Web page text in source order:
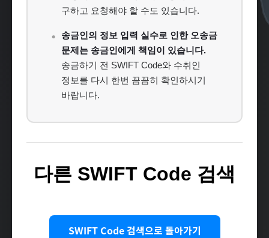
구하고 요청해야 할 수도 있습니다.
송금인의 정보 입력 실수로 인한 오송금
문제는 송금인에게 책임이 있습니다.
송금하기 전 SWIFT Code와 수취인
정보를 다시 한번 꼼꼼히 확인하시기
바랍니다.
다른 SWIFT Code 검색
SWIFT Code 검색으로 돌아가기